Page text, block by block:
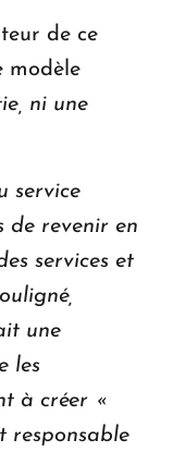
de ce
modèle
ni une
service
de revenir en
services et
une
les
à créer «
responsable